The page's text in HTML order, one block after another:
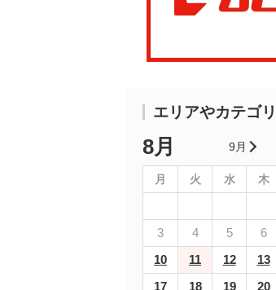
エリアやカテゴ
8月 9月
月 火 水 木
3
4 5 6
10
11 12 13
17
18 19 20